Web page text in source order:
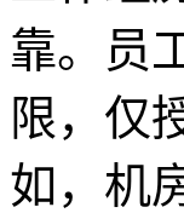
靠。员
限，仅
如，机